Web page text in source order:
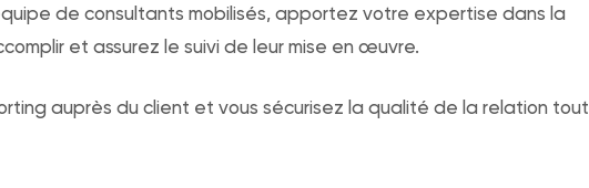
de consultants mobilisés, apportez votre expertise dans la
et assurez le suivi de leur mise en œuvre.
auprès du client et vous sécurisez la qualité de la relation tout